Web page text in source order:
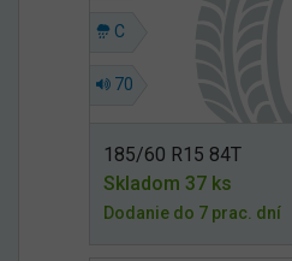
C
70
185/60 R15 84T
Skladom 37 ks
Dodanie do 7 prac. dní